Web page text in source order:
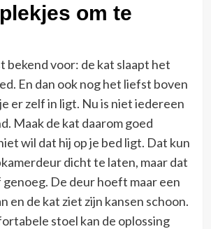
om te
bekend voor: de kat slaapt het
En dan ook nog het liefst boven
er zelf in ligt. Nu is niet iedereen
Maak de kat daarom goed
wil dat hij op je bed ligt. Dat kun
dicht te laten, maar dat
De deur hoeft maar een
en de kat ziet zijn kansen schoon.
stoel kan de oplossing